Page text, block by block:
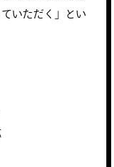
いただく」とい